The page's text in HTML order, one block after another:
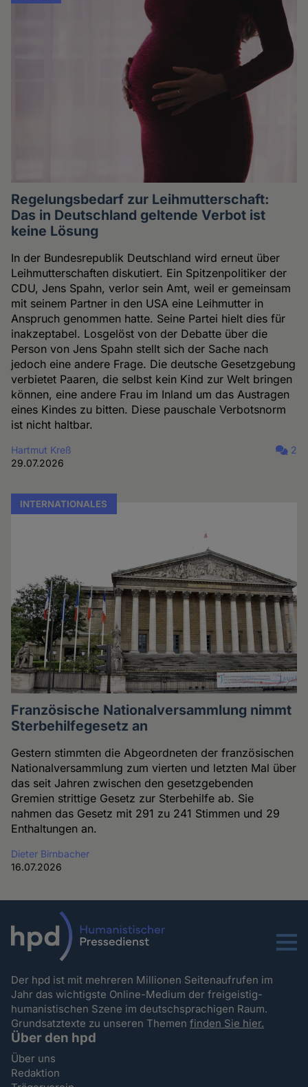
Regelungsbedarf zur Leihmutterschaft:
Das in Deutschland geltende Verbot ist
keine Lösung
In der Bundesrepublik Deutschland wird erneut über
Leihmutterschaften diskutiert. Ein Spitzenpolitiker der
CDU, Jens Spahn, verlor sein Amt, weil er gemeinsam
mit seinem Partner in den USA eine Leihmutter in
Anspruch genommen hatte. Seine Partei hielt dies für
inakzeptabel. Losgelöst von der Debatte über die
Person von Jens Spahn stellt sich der Sache nach
jedoch eine andere Frage. Die deutsche Gesetzgebung
verbietet Paaren, die selbst kein Kind zur Welt bringen
können, eine andere Frau im Inland um das Austragen
eines Kindes zu bitten. Diese pauschale Verbotsnorm
ist nicht haltbar.
Hartmut Kreß
29.07.2026
2
INTERNATIONALES
Französische Nationalversammlung nimmt
Sterbehilfegesetz an
Gestern stimmten die Abgeordneten der französischen
Nationalversammlung zum vierten und letzten Mal über
das seit Jahren zwischen den gesetzgebenden
Gremien strittige Gesetz zur Sterbehilfe ab. Sie
nahmen das Gesetz mit 291 zu 241 Stimmen und 29
Enthaltungen an.
Dieter Birnbacher
16.07.2026
Menu
Der hpd ist mit mehreren Millionen Seitenaufrufen im
Jahr das wichtigste Online-Medium der freigeistig-
humanistischen Szene im deutschsprachigen Raum.
Grundsatztexte zu unseren Themenfinden Sie hier.
Über den hpd
Über uns
Redaktion